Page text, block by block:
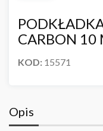
CARBON 10
KOD: 15571
Opis